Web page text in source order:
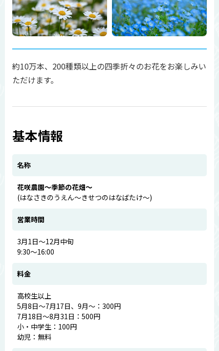
約10万本、200種類以上の四季折々のお花をお楽しみい
ただけます。
基本情報
名称
花咲農園～季節の花畑～
(はなさきのうえん～きせつのはなばたけ～)
営業時間
3月1日～12月中旬
9:30～16:00
料金
高校生以上
5月8日～7月17日、9月～：300円
7月18日～8月31日：500円
小・中学生：100円
幼児：無料